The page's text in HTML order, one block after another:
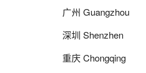
广州 Guangzhou
深圳 Shenzhen
重庆 Chongqing